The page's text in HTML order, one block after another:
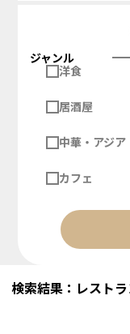
ジャンル
洋食
居酒屋
中華・アジア
カフェ
検索結果：レスト